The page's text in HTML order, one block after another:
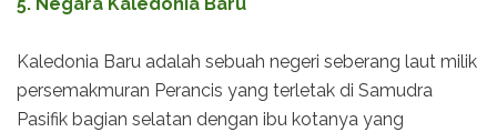
Kaledonia Baru adalah sebuah negeri seberang laut milik
persemakmuran Perancis yang terletak di Samudra
Pasifik bagian selatan dengan ibu kotanya yang